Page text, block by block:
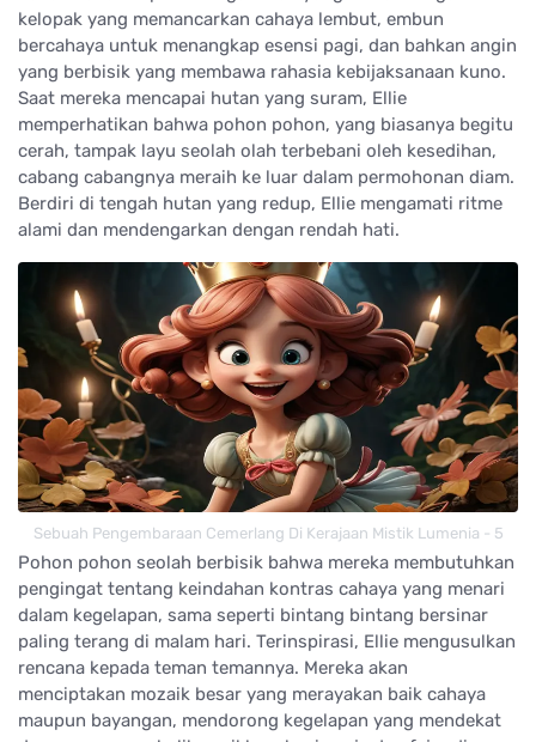
kelopak yang memancarkan cahaya lembut, embun
bercahaya untuk menangkap esensi pagi, dan bahkan angin
yang berbisik yang membawa rahasia kebijaksanaan kuno.
Saat mereka mencapai hutan yang suram, Ellie
memperhatikan bahwa pohon pohon, yang biasanya begitu
cerah, tampak layu seolah olah terbebani oleh kesedihan,
cabang cabangnya meraih ke luar dalam permohonan diam.
Berdiri di tengah hutan yang redup, Ellie mengamati ritme
alami dan mendengarkan dengan rendah hati.
Sebuah Pengembaraan Cemerlang Di Kerajaan Mistik Lumenia - 5
Pohon pohon seolah berbisik bahwa mereka membutuhkan
pengingat tentang keindahan kontras cahaya yang menari
dalam kegelapan, sama seperti bintang bintang bersinar
paling terang di malam hari. Terinspirasi, Ellie mengusulkan
rencana kepada teman temannya. Mereka akan
menciptakan mozaik besar yang merayakan baik cahaya
maupun bayangan, mendorong kegelapan yang mendekat